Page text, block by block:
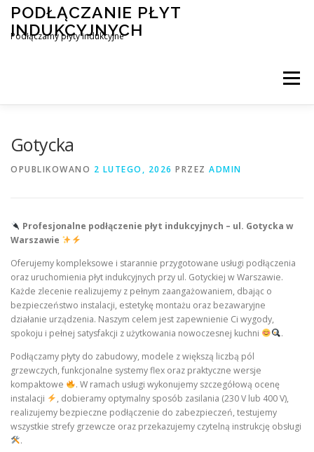
Przejdź
treści
PODŁĄCZANIE PŁYT
INDUKCYJNYCH
Podłączamy płyty indukcyjne
Menu
Gotycka
OPUBLIKOWANO 2 LUTEGO, 2026 PRZEZ ADMIN
Profesjonalne podłączenie płyt indukcyjnych – ul. Gotycka w
Warszawie
Oferujemy kompleksowe i starannie przygotowane usługi podłączenia
oraz uruchomienia płyt indukcyjnych przy ul. Gotyckiej w Warszawie.
Każde zlecenie realizujemy z pełnym zaangażowaniem, dbając o
bezpieczeństwo instalacji, estetykę montażu oraz bezawaryjne
działanie urządzenia. Naszym celem jest zapewnienie Ci wygody,
spokoju i pełnej satysfakcji z użytkowania nowoczesnej kuchni
.
Podłączamy płyty do zabudowy, modele z większą liczbą pól
grzewczych, funkcjonalne systemy flex oraz praktyczne wersje
kompaktowe
. W ramach usługi wykonujemy szczegółową ocenę
instalacji
, dobieramy optymalny sposób zasilania (230 V lub 400 V),
realizujemy bezpieczne podłączenie do zabezpieczeń, testujemy
wszystkie strefy grzewcze oraz przekazujemy czytelną instrukcję obsługi
.